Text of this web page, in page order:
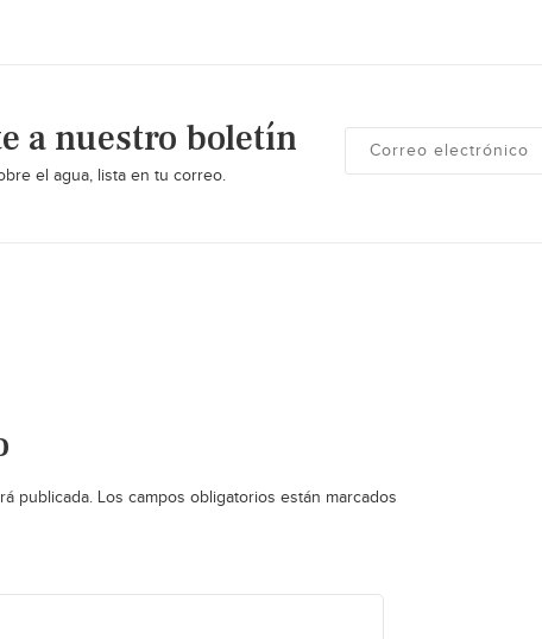
a nuestro boletín
el agua, lista en tu correo.
publicada. Los campos obligatorios están marcados